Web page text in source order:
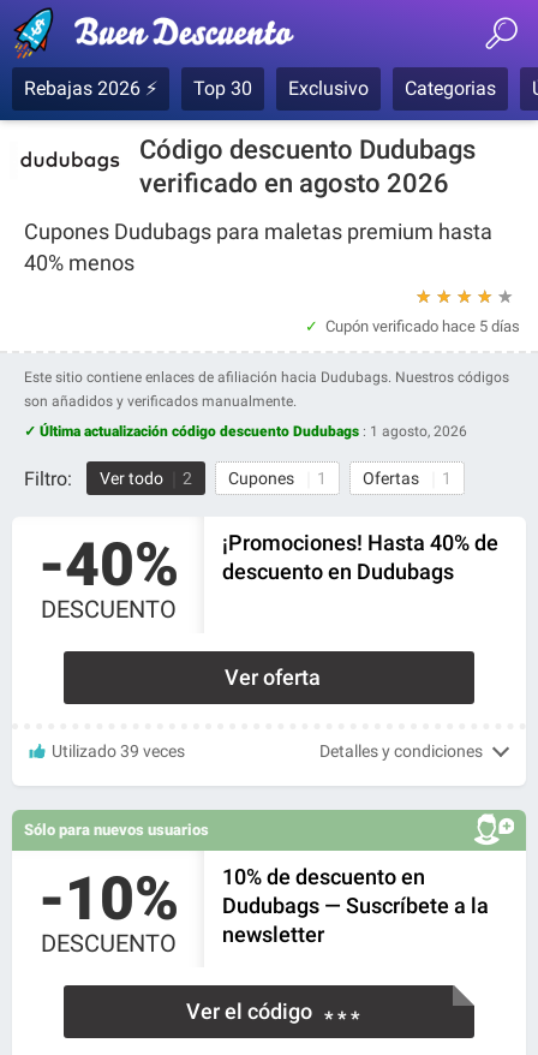
Rebajas 2026 ⚡ Top 30 Exclusivo Categorias
Código descuento Dudubags
verificado en agosto 2026
Cupones Dudubags para maletas premium hasta
40% menos
★
★
★
★
★
Cupón verificado hace 5 días
Este sitio contiene enlaces de afiliación hacia Dudubags. Nuestros códigos
son añadidos y verificados manualmente.
✓ Última actualización código descuento Dudubags : 1 agosto, 2026
Filtro: Ver todo 2 Cupones 1 Ofertas 1
-40%
DESCUENTO
¡Promociones! Hasta 40% de
descuento en Dudubags
Ver oferta
Utilizado 39 veces Detalles y condiciones
Sólo para nuevos usuarios
-10%
DESCUENTO
10% de descuento en
Dudubags — Suscríbete a la
newsletter
Ver el código * * *